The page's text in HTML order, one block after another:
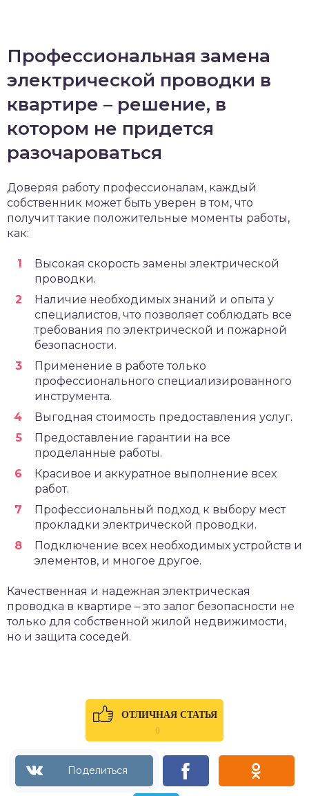
Профессиональная замена
электрической проводки в
квартире – решение, в
котором не придется
разочароваться
Доверяя работу профессионалам, каждый
собственник может быть уверен в том, что
получит такие положительные моменты работы,
как:
Высокая скорость замены электрической
проводки.
Наличие необходимых знаний и опыта у
специалистов, что позволяет соблюдать все
требования по электрической и пожарной
безопасности.
Применение в работе только
профессионального специализированного
инструмента.
Выгодная стоимость предоставления услуг.
Предоставление гарантии на все
проделанные работы.
Красивое и аккуратное выполнение всех
работ.
Профессиональный подход к выбору мест
прокладки электрической проводки.
Подключение всех необходимых устройств и
элементов, и многое другое.
Качественная и надежная электрическая
проводка в квартире – это залог безопасности не
только для собственной жилой недвижимости,
но и защита соседей.
ОТЛИЧНАЯ СТАТЬЯ
0